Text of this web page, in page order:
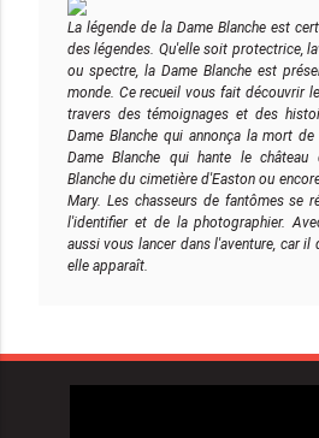
La légende de la Dame Blanche est
des légendes. Qu'elle soit protectrice,
ou spectre, la Dame Blanche est
monde. Ce recueil vous fait découvrir
travers des témoignages et des
Dame Blanche qui annonça la mort
Dame Blanche qui hante le château
Blanche du cimetière d'Easton ou
Mary. Les chasseurs de fantômes se
l'identifier et de la photographier.
aussi vous lancer dans l'aventure, car il
elle apparaît.